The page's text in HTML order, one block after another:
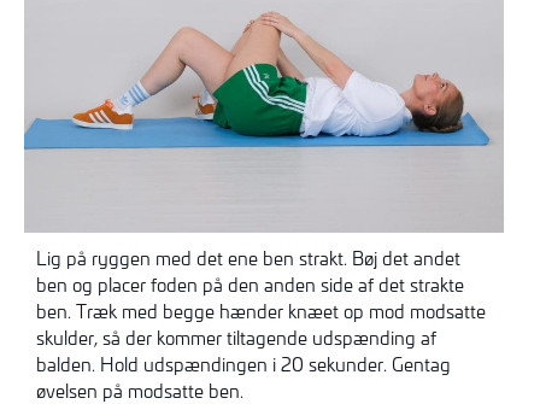
Lig på ryggen med det ene ben strakt. Bøj det andet
ben og placer foden på den anden side af det strakte
ben. Træk med begge hænder knæet op mod modsatte
skulder, så der kommer tiltagende udspænding af
balden. Hold udspændingen i 20 sekunder. Gentag
øvelsen på modsatte ben.